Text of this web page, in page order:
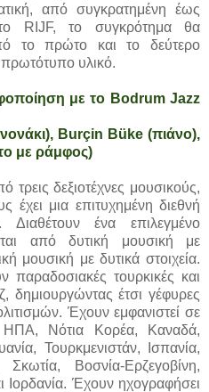
από συγκρατημένη έως
RIJF, το συγκρότημα θα
το πρώτο και το δεύτερο
υλικό.
με το Bodrum Jazz
Burçin Büke (πιάνο),
με ράμφος)
τρεις δεξιοτέχνες μουσικούς,
μια επιτυχημένη διεθνή
ένα επιλεγμένο
από δυτική μουσική με
μουσική με δυτικά στοιχεία.
παραδοσιακές τουρκικές και
δημιουργώντας έτσι γέφυρες
Έχουν εμφανιστεί σε
ΗΠΑ, Νότια Κορέα, Καναδά,
Τουρκμενιστάν, Ισπανία,
Βοσνία-Ερζεγοβίνη,
Ιορδανία. Έχουν ηχογραφήσει